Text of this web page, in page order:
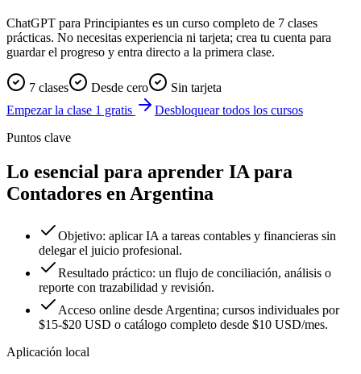
ChatGPT para Principiantes es un curso completo de 7 clases
prácticas. No necesitas experiencia ni tarjeta; crea tu cuenta para
guardar el progreso y entra directo a la primera clase.
7 clases Desde cero
Sin tarjeta
Empezar la clase 1 gratis
Desbloquear todos los cursos
Puntos clave
Lo esencial para aprender IA para
Contadores en Argentina
Objetivo: aplicar IA a tareas contables y financieras sin
delegar el juicio profesional.
Resultado práctico: un flujo de conciliación, análisis o
reporte con trazabilidad y revisión.
Acceso online desde Argentina; cursos individuales por
$15-$20 USD o catálogo completo desde $10 USD/mes.
Aplicación local